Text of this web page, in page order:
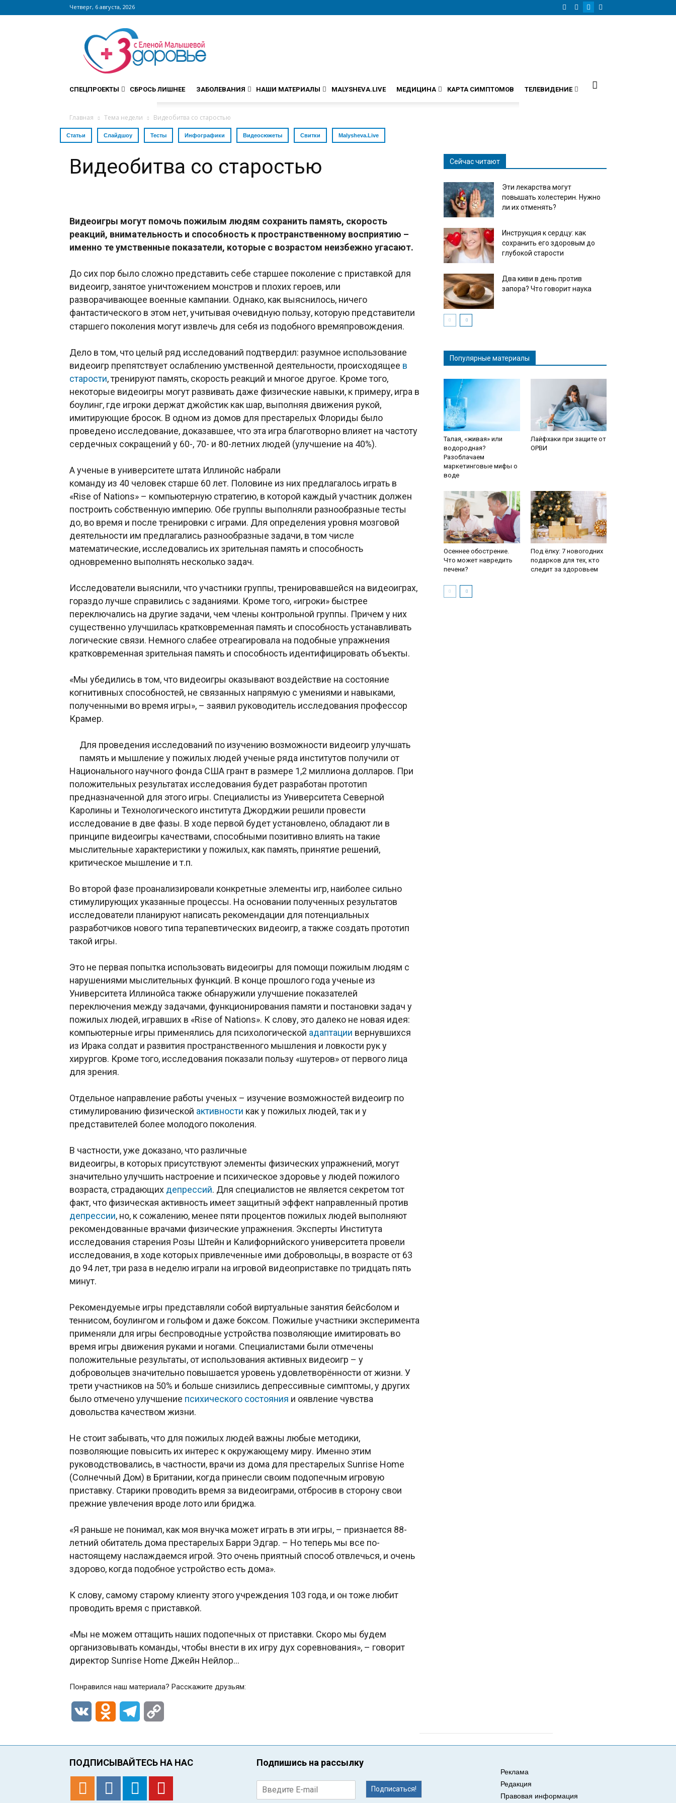
Четверг, 6 августа, 2026
Сайт
zdorovieinfo.ru
крупнейший
медицинский
интернет-
СПЕЦПРОЕКТЫ СБРОСЬ ЛИШНЕЕ ЗАБОЛЕВАНИЯ НАШИ МАТЕРИАЛЫ MALYSHEVA.LIVE МЕДИЦИНА КАРТА СИМПТОМОВ ТЕЛЕВИДЕНИЕ
Главная Тема недели Видеобитва со старостью
Статьи Слайдшоу Тесты Инфографики Видеосюжеты Свитки Malysheva.Live
Видеобитва со старостью
Видеоигры могут помочь пожилым людям сохранить память, скорость
реакций, внимательность и способность к пространственному восприятию –
именно те умственные показатели, которые с возрастом неизбежно угасают.
До сих пор было сложно представить себе старшее поколение с приставкой для
видеоигр, занятое уничтожением монстров и плохих героев, или
разворачивающее военные кампании. Однако, как выяснилось, ничего
фантастического в этом нет,учитывая очевидную пользу, которую представители
старшего поколения могут извлечь для себя из подобного времяпровождения.
Дело в том, что целый ряд исследований подтвердил: разумное использование
видеоигр препятствует ослаблению умственной деятельности, происходящее в
старости, тренируют память, скорость реакций и многое другое. Кроме того,
некоторые видеоигры могут развивать даже физические навыки, к примеру, игра в
боулинг, где игроки держат джойстик как шар, выполняя движения рукой,
имитирующие бросок. В одном из домов для престарелых Флориды было
проведено исследование, доказавшее, что эта игра благотворно влияет на частоту
сердечных сокращений у 60-, 70- и 80-летних людей (улучшение на 40%).
А ученые в университете штата Иллинойс набрали
команду из 40 человек старше 60 лет. Половине из них предлагалось играть в
«Rise of Nations» – компьютерную стратегию, в которой каждый участник должен
построить собственную империю. Обе группы выполняли разнообразные тесты
до, во время и после тренировки с играми. Для определения уровня мозговой
деятельности им предлагались разнообразные задачи, в том числе
математические, исследовались их зрительная память и способность
одновременно выполнять несколько задач.
Исследователи выяснили, что участники группы, тренировавшейся на видеоиграх,
гораздо лучше справились с заданиями. Кроме того, «игроки» быстрее
переключались на другие задачи, чем члены контрольной группы. Причем у них
существенно улучшилась кратковременная память и способность устанавливать
логические связи. Немного слабее отреагировала на подобные упражнения
кратковременная зрительная память и способность идентифицировать объекты.
«Мы убедились в том, что видеоигры оказывают воздействие на состояние
когнитивных способностей, не связанных напрямую с умениями и навыками,
полученными во время игры», – заявил руководитель исследования профессор
Крамер.
Для проведения исследований по изучению возможности видеоигр улучшать
память и мышление у пожилых людей ученые ряда институтов получили от
Национального научного фонда США грант в размере 1,2 миллиона долларов. При
положительных результатах исследования будет разработан прототип
предназначенной для этого игры. Специалисты из Университета Северной
Каролины и Технологического института Джорджии решили провести
исследование в две фазы. В ходе первой будет установлено, обладают ли в
принципе видеоигры качествами, способными позитивно влиять на такие
мыслительные характеристики у пожилых, как память, принятие решений,
критическое мышление и т.п.
Во второй фазе проанализировали конкретные элементы игр, наиболее сильно
стимулирующих указанные процессы. На основании полученных результатов
исследователи планируют написать рекомендации для потенциальных
разработчиков нового типа терапевтических видеоигр, а также создать прототип
такой игры.
Это не первая попытка использовать видеоигры для помощи пожилым людям с
нарушениями мыслительных функций. В конце прошлого года ученые из
Университета Иллинойса также обнаружили улучшение показателей
переключения между задачами, функционирования памяти и постановки задач у
пожилых людей, игравших в «Rise of Nations». К слову, это далеко не новая идея:
компьютерные игры применялись для психологической адаптации вернувшихся
из Ирака солдат и развития пространственного мышления и ловкости рук у
хирургов. Кроме того, исследования показали пользу «шутеров» от первого лица
для зрения.
Отдельное направление работы ученых – изучение возможностей видеоигр по
стимулированию физической активности как у пожилых людей, так и у
представителей более молодого поколения.
В частности, уже доказано, что различные
видеоигры, в которых присутствуют элементы физических упражнений, могут
значительно улучшить настроение и психическое здоровье у людей пожилого
возраста, страдающих депрессий. Для специалистов не является секретом тот
факт, что физическая активность имеет защитный эффект направленный против
депрессии, но, к сожалению, менее пяти процентов пожилых людей выполняют
рекомендованные врачами физические упражнения. Эксперты Института
исследования старения Розы Штейн и Калифорнийского университета провели
исследования, в ходе которых привлеченные ими добровольцы, в возрасте от 63
до 94 лет, три раза в неделю играли на игровой видеоприставке по тридцать пять
минут.
Рекомендуемые игры представляли собой виртуальные занятия бейсболом и
теннисом, боулингом и гольфом и даже боксом. Пожилые участники эксперимента
применяли для игры беспроводные устройства позволяющие имитировать во
время игры движения руками и ногами. Специалистами были отмечены
положительные результаты, от использования активных видеоигр – у
добровольцев значительно повышается уровень удовлетворённости от жизни. У
трети участников на 50% и больше снизились депрессивные симптомы, у других
было отмечено улучшение психического состояния и оявление чувства
довольства качеством жизни.
Не стоит забывать, что для пожилых людей важны любые методики,
позволяющие повысить их интерес к окружающему миру. Именно этим
руководствовались, в частности, врачи из дома для престарелых Sunrise Home
(Солнечный Дом) в Британии, когда принесли своим подопечным игровую
приставку. Старики проводить время за видеоиграми, отбросив в сторону свои
прежние увлечения вроде лото или бриджа.
«Я раньше не понимал, как моя внучка может играть в эти игры, – признается 88-
летний обитатель дома престарелых Барри Эдгар. – Но теперь мы все по-
настоящему наслаждаемся игрой. Это очень приятный способ отвлечься, и очень
здорово, когда подобное устройство есть дома».
К слову, самому старому клиенту этого учреждения 103 года, и он тоже любит
проводить время с приставкой.
«Мы не можем оттащить наших подопечных от приставки. Скоро мы будем
организовывать команды, чтобы внести в их игру дух соревнования», – говорит
директор Sunrise Home Джейн Нейлор…
Понравился наш материала? Расскажите друзьям:
VK Odnoklassniki
Telegram
Сейчас читают
Эти лекарства могут
повышать холестерин. Нужно
ли их отменять?
Инструкция к сердцу: как
сохранить его здоровым до
глубокой старости
Два киви в день против
запора? Что говорит наука
Популярные материалы
Талая, «живая» или
водородная?
Разоблачаем
маркетинговые мифы о
воде
Лайфхаки при защите от
ОРВИ
Осеннее обострение.
Что может навредить
печени?
Под ёлку: 7 новогодних
подарков для тех, кто
следит за здоровьем
ПОДПИСЫВАЙТЕСЬ НА НАС Подпишись на рассылку
Подписаться!
Реклама
Редакция
Правовая информация